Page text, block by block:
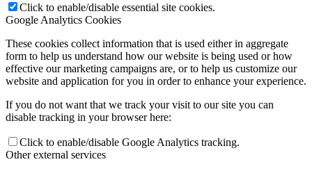
Click to enable/disable essential site cookies.
Google Analytics Cookies
These cookies collect information that is used either in aggregate
form to help us understand how our website is being used or how
effective our marketing campaigns are, or to help us customize our
website and application for you in order to enhance your experience.
If you do not want that we track your visit to our site you can
disable tracking in your browser here:
Click to enable/disable Google Analytics tracking.
Other external services